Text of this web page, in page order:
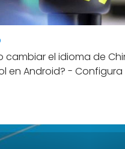
cambiar el idioma de
en Android? -